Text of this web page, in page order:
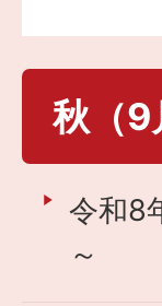
秋（9
令和8
～